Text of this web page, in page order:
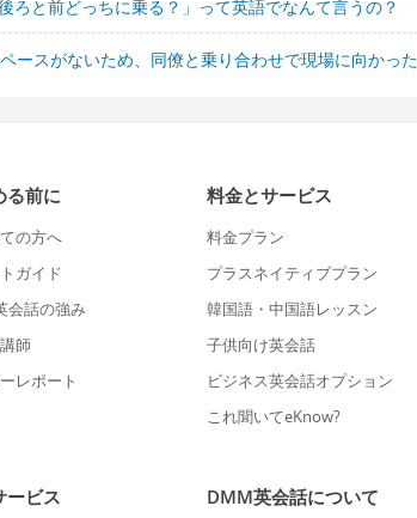
ろと前どっちに乗る？」って英語でなんて言うの？
ースがないため、同僚と乗り合わせで現場に向かっ
る前に
の方へ
ガイド
会話の強み
師
レポート
料金とサービス
料金プラン
プラスネイティブプラン
韓国語・中国語レッスン
子供向け英会話
ビジネス英会話オプション
これ聞いてeKnow?
ービス DMM英会話について